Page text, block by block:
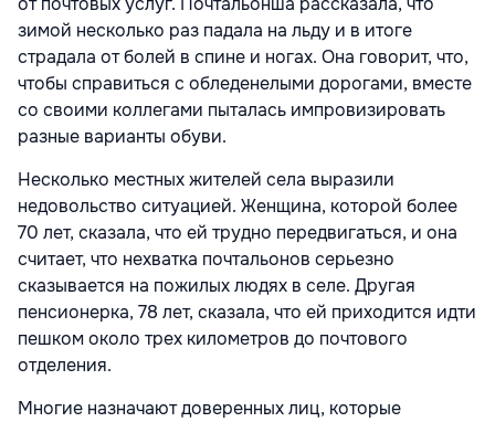
зимой несколько раз падала на льду и в итоге
страдала от болей в спине и ногах. Она говорит, что,
чтобы справиться с обледенелыми дорогами, вместе
со своими коллегами пыталась импровизировать
разные варианты обуви.
Несколько местных жителей села выразили
недовольство ситуацией. Женщина, которой более
70 лет, сказала, что ей трудно передвигаться, и она
считает, что нехватка почтальонов серьезно
сказывается на пожилых людях в селе. Другая
пенсионерка, 78 лет, сказала, что ей приходится идти
пешком около трех километров до почтового
отделения.
Многие назначают доверенных лиц, которые